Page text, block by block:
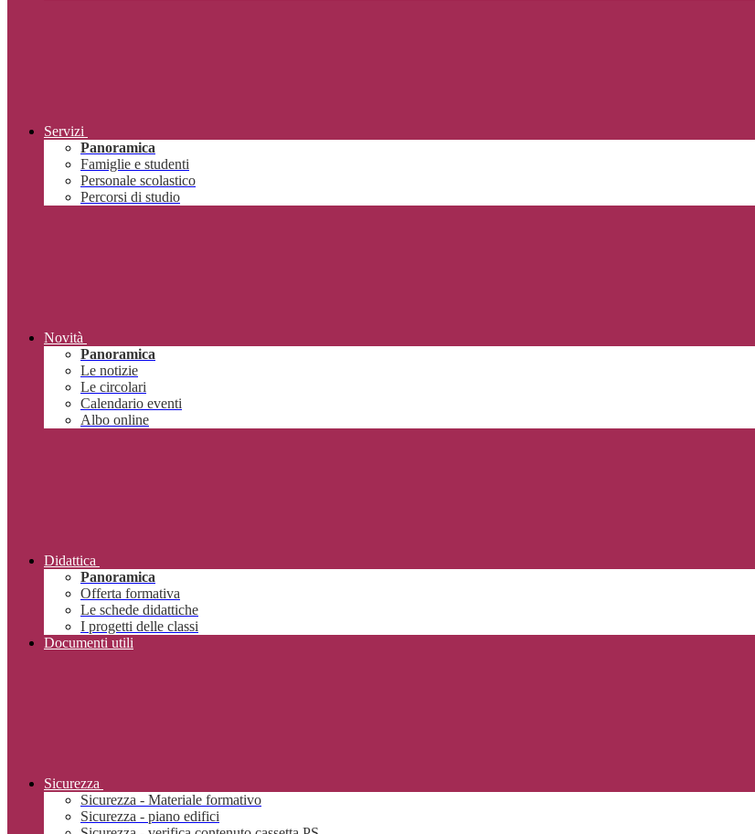
Servizi
Panoramica
Famiglie e studenti
Personale scolastico
Percorsi di studio
Novità
Panoramica
Le notizie
Le circolari
Calendario eventi
Albo online
Didattica
Panoramica
Offerta formativa
Le schede didattiche
I progetti delle classi
Documenti utili
Sicurezza
Sicurezza - Materiale formativo
Sicurezza - piano edifici